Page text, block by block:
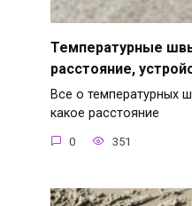
Температурные
расстояние,
Все о температурных
какое расстояние
0 351